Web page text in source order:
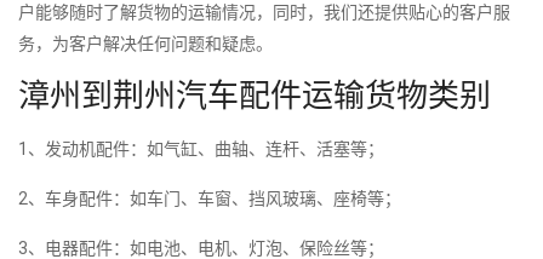
户能够随时了解货物的运输情况，同时，我们还提供贴心的客户服
务，为客户解决任何问题和疑虑。
漳州到荆州汽车配件运输货物类别
1、发动机配件：如气缸、曲轴、连杆、活塞等；
2、车身配件：如车门、车窗、挡风玻璃、座椅等；
3、电器配件：如电池、电机、灯泡、保险丝等；